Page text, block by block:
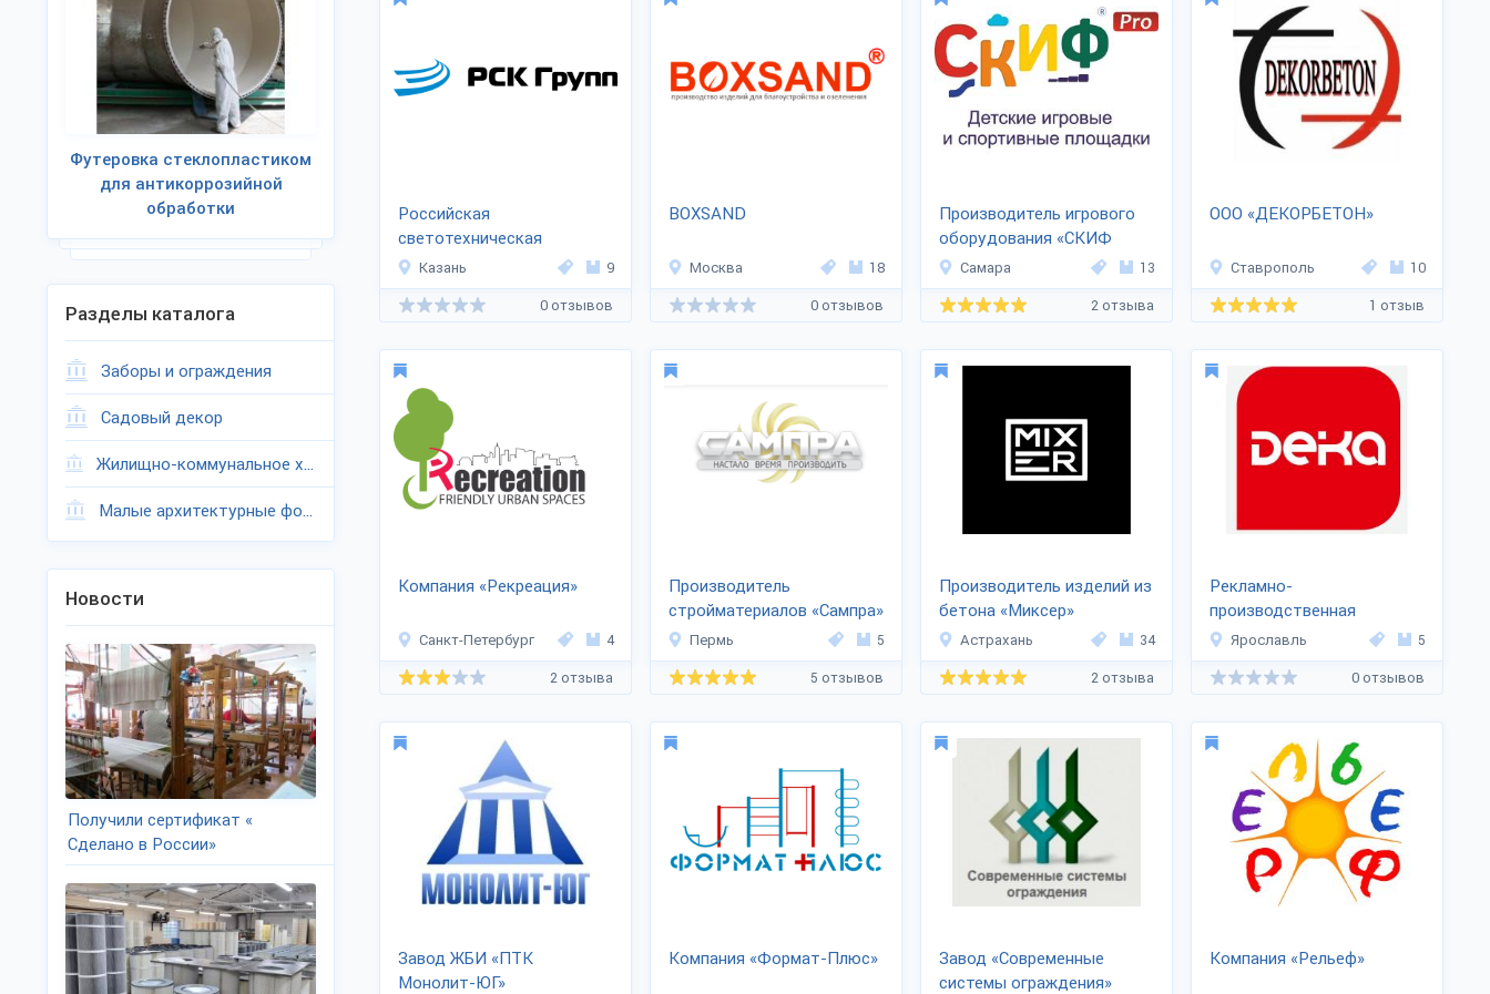
Российская
светотехническая
компания «РСК ГРУПП»
Казань 9
0 отзывов
BOXSAND
Москва 18
0 отзывов
Производитель игрового
оборудования «СКИФ
ПРО»Самара 13
2 отзыва
ООО «ДЕКОРБЕТОН»
Ставрополь 10
1 отзыв
Компания «Рекреация»
Санкт-Петербург 4
2 отзыва
Производитель
стройматериалов «Сампра»
Пермь 5
5 отзывов
Производитель изделий из
бетона «Миксер»
Астрахань 34
2 отзыва
Рекламно-
производственная
компания «Дека»
Ярославль 5
0 отзывов
Завод ЖБИ «ПТК
Монолит-ЮГ»
Компания «Формат-Плюс»
Завод «Современные
системы ограждения»
Компания «Рельеф»
Футеровка стеклопластиком
для антикоррозийной
обработки
Разделы каталога
Заборы и ограждения
Садовый декор
Жилищно-коммунальное хозяйство
Малые архитектурные формы
Новости
Получили сертификат «
Сделано в России»